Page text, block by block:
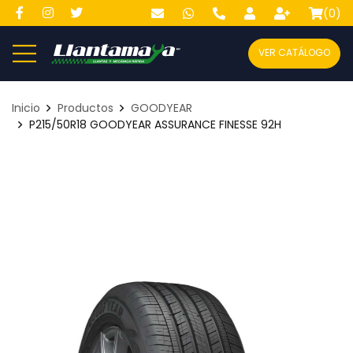
(0)
VER CATÁLOGO
Inicio Productos
GOODYEAR
P215/50R18 GOODYEAR ASSURANCE FINESSE 92H